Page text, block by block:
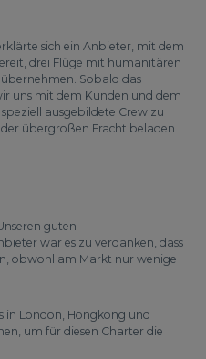
sich ein Anbieter, mit dem
drei Flüge mit humanitären
Sobald das
uns mit dem Kunden und dem
ausgebildete Crew zu
übergroßen Fracht beladen
guten
war es zu verdanken, dass
obwohl am Markt nur wenige
in London, Hongkong und
um für diesen Charter die